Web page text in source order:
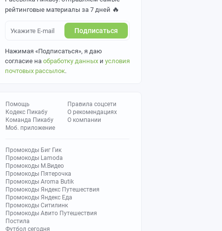
рейтинговые материалы за 7 дней 🔥
Подписаться
Нажимая «Подписаться», я даю
согласие на обработку данных и условия
почтовых рассылок.
Помощь
Кодекс Пикабу
Команда Пикабу
Моб. приложение
Правила соцсети
О рекомендациях
О компании
Промокоды Биг Гик
Промокоды Lamoda
Промокоды М.Видео
Промокоды Пятерочка
Промокоды Aroma Butik
Промокоды Яндекс Путешествия
Промокоды Яндекс Еда
Промокоды Ситилинк
Промокоды Авито Путешествия
Постила
Футбол сегодня